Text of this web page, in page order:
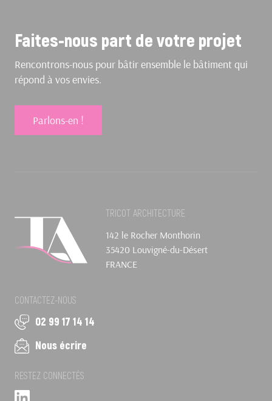
Faites-nous part de votre projet
Rencontrons-nous pour bâtir ensemble le bâtiment qui
répond à vos envies.
Parlons-en !
TRICOT ARCHITECTURE
142 le Rocher Monthorin
35420 Louvigné-du-Désert
FRANCE
CONTACTEZ-NOUS
02 99 17 14 14
Nous écrire
RESTEZ CONNECTÉS